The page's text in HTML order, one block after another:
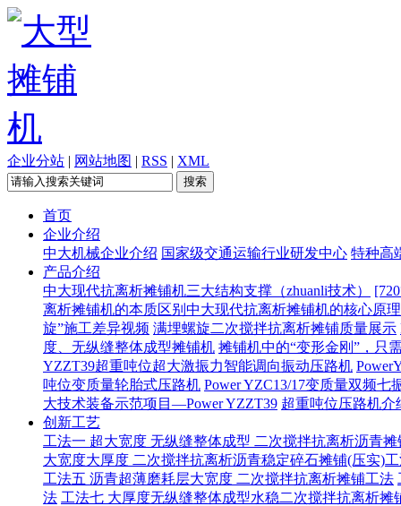
企业分站 | 网站地图 | RSS | XML
首页
企业介绍
中大机械企业介绍 国家级交通运输行业研发中心 特种高
产品介绍
中大现代抗离析摊铺机三大结构支撑（zhuanli技术）
离析摊铺机的本质区别 中大现代抗离析摊铺机的核心原
旋”施工差异视频 满埋螺旋二次搅拌抗离析摊铺质量展示
度、无纵缝整体成型摊铺机 摊铺机中的“变形金刚”，只
YZZT39超重吨位超大激振力智能调向振动压路机
吨位变质量轮胎式压路机 Power YZC13/17变质量双频七
大技术装备示范项目—Power YZZT39 超重吨位压路机介
创新工艺
工法一 超大宽度 无纵缝整体成型 二次搅拌抗离析沥青摊
大宽度大厚度 二次搅拌抗离析沥青稳定碎石摊铺(压实)
工法五 沥青超薄磨耗层大宽度 二次搅拌抗离析摊铺工法
法 工法七 大厚度无纵缝整体成型水稳二次搅拌抗离析摊